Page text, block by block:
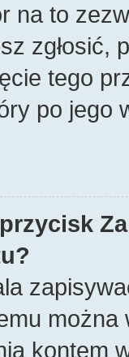
na to
zgłosić,
tego
po jego
kontem